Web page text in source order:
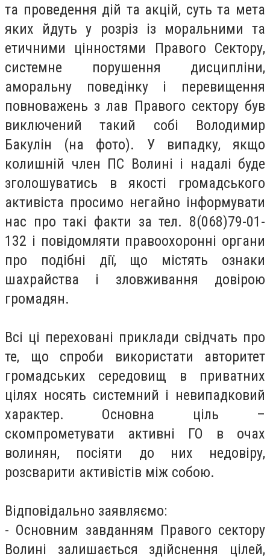
та проведення дій та акцій, суть та мета
яких йдуть у розріз із моральними та
етичними цінностями Правого Сектору,
системне порушення дисципліни,
аморальну поведінку і перевищення
повноважень з лав Правого сектору був
виключений такий собі Володимир
Бакулін (на фото). У випадку, якщо
колишній член ПС Волині і надалі буде
зголошуватись в якості громадського
активіста просимо негайно інформувати
нас про такі факти за тел. 8(068)79-01-
132 і повідомляти правоохоронні органи
про подібні дії, що містять ознаки
шахрайства і зловживання довірою
громадян.
Всі ці переховані приклади свідчать про
те, що спроби використати авторитет
громадських середовищ в приватних
цілях носять системний і невипадковий
характер. Основна ціль –
скомпрометувати активні ГО в очах
волинян, посіяти до них недовіру,
розсварити активістів між собою.
Відповідально заявляємо:
- Основним завданням Правого сектору
Волині залишається здійснення цілей,